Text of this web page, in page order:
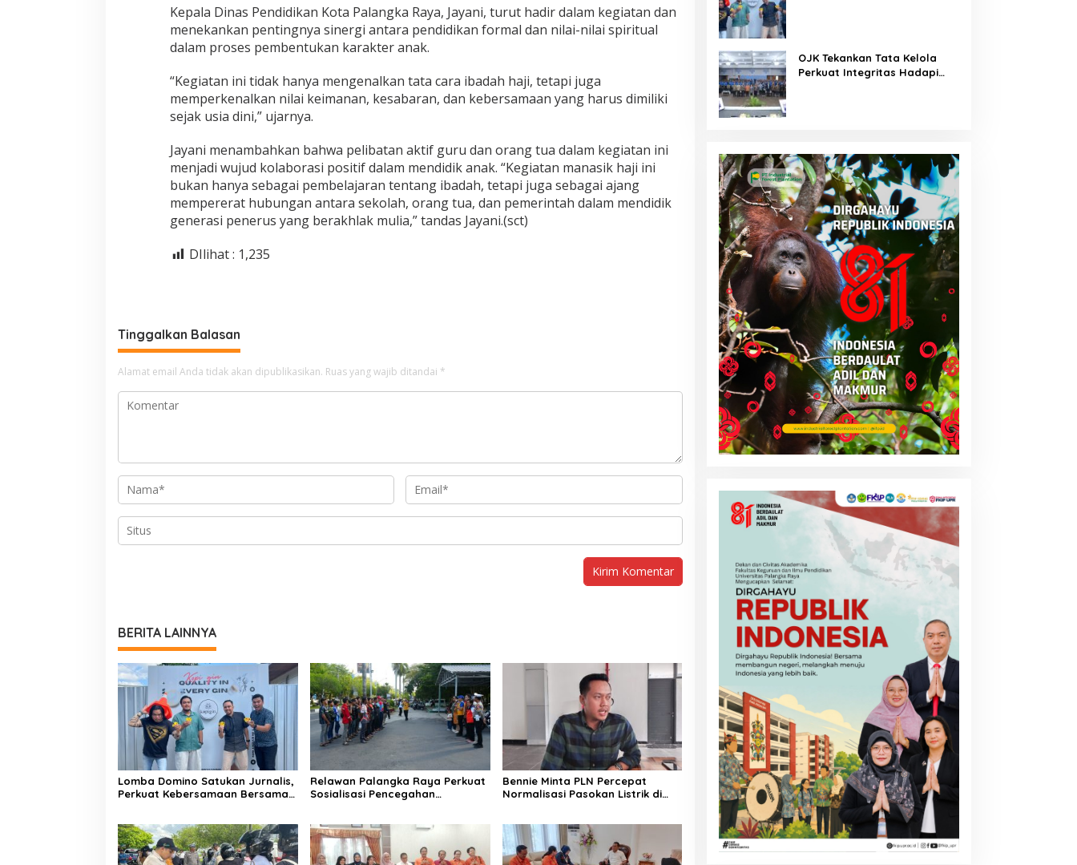
Kepala Dinas Pendidikan Kota Palangka Raya, Jayani, turut hadir dalam kegiatan dan
menekankan pentingnya sinergi antara pendidikan formal dan nilai-nilai spiritual
dalam proses pembentukan karakter anak.
“Kegiatan ini tidak hanya mengenalkan tata cara ibadah haji, tetapi juga
memperkenalkan nilai keimanan, kesabaran, dan kebersamaan yang harus dimiliki
sejak usia dini,” ujarnya.
Jayani menambahkan bahwa pelibatan aktif guru dan orang tua dalam kegiatan ini
menjadi wujud kolaborasi positif dalam mendidik anak. “Kegiatan manasik haji ini
bukan hanya sebagai pembelajaran tentang ibadah, tetapi juga sebagai ajang
mempererat hubungan antara sekolah, orang tua, dan pemerintah dalam mendidik
generasi penerus yang berakhlak mulia,” tandas Jayani.(sct)
DIlihat : 1,235
Tinggalkan Balasan
Alamat email Anda tidak akan dipublikasikan. Ruas yang wajib ditandai *
BERITA LAINNYA
Lomba Domino Satukan Jurnalis,
Perkuat Kebersamaan Bersama
Relawan Palangka Raya Perkuat
Sosialisasi Pencegahan
Bennie Minta PLN Percepat
Normalisasi Pasokan Listrik di
OJK Tekankan Tata Kelola
Perkuat Integritas Hadapi